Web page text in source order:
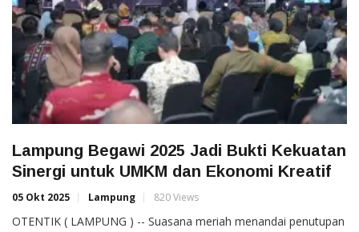
Lampung Begawi 2025 Jadi Bukti Kekuatan
Sinergi untuk UMKM dan Ekonomi Kreatif
05 Okt 2025 Lampung 820 Views
OTENTIK ( LAMPUNG ) -- Suasana meriah menandai penutupan